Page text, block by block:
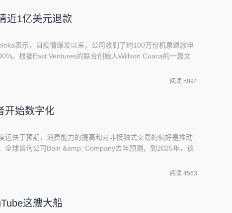
近1亿美元退款
表示，自疫情爆发以来，公司收到了约100万份机票退款申
。根据East Ventures的联合创始人Willson Cuaca的一篇文
主要依赖于航空公司在其平台上的
阅读 5894
开始数字化
远快于预期，消费能力的提高和对非接触式交易的偏好是推动
全球咨询公司Bain &amp; Company去年预测，到2025年，该
合作完成的后续报告中，预测东南亚今年将达到这一数
阅读 4563
这艘大船